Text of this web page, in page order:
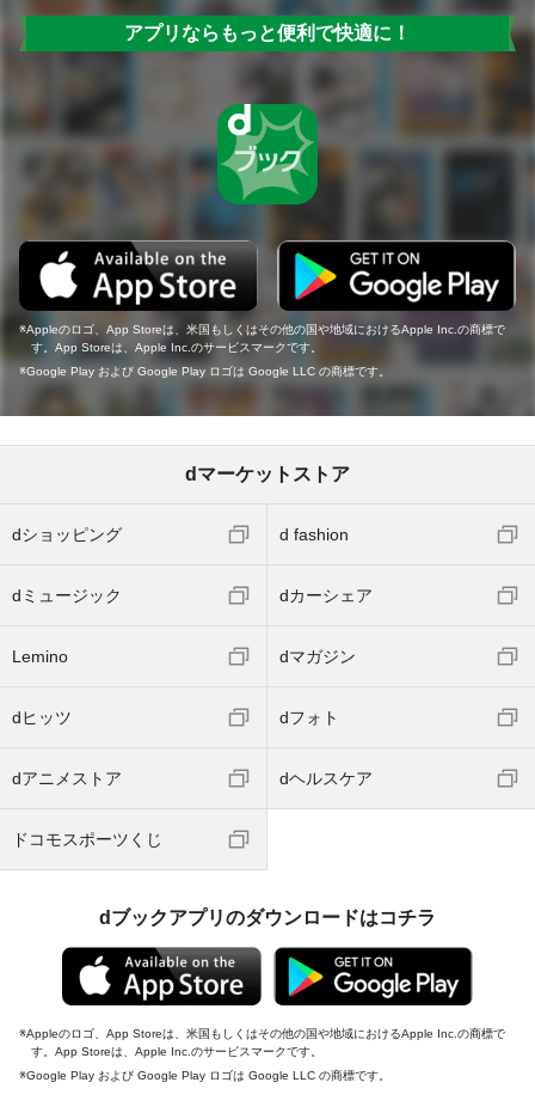
アプリならもっと便利で快適に！
Appleのロゴ、App Storeは、米国もしくはその他の国や地域におけるApple Inc.の商標で
す。App Storeは、Apple Inc.のサービスマークです。
Google Play および Google Play ロゴは Google LLC の商標です。
dマーケットストア
dショッピング d fashion
dミュージック dカーシェア
Lemino dマガジン
dヒッツ dフォト
dアニメストア dヘルスケア
ドコモスポーツくじ
dブックアプリのダウンロードはコチラ
Appleのロゴ、App Storeは、米国もしくはその他の国や地域におけるApple Inc.の商標で
す。App Storeは、Apple Inc.のサービスマークです。
Google Play および Google Play ロゴは Google LLC の商標です。